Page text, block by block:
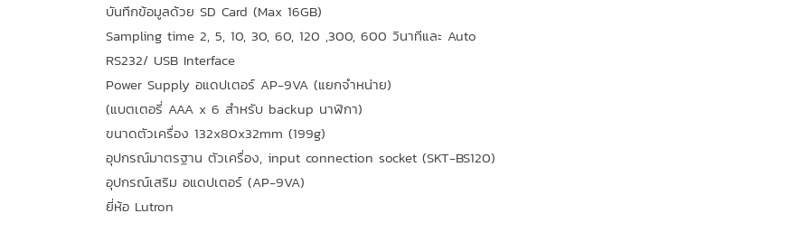
บันทึกข้อมูลด้วย SD Card (Max 16GB)
Sampling time 2, 5, 10, 30, 60, 120 ,300, 600 วินาทีและ Auto
RS232/ USB Interface
Power Supply อแดปเตอร์ AP-9VA (แยกจำหน่าย)
(แบตเตอรี่ AAA x 6 สำหรับ backup นาฬิกา)
ขนาดตัวเครื่อง 132x80x32mm (199g)
อุปกรณ์มาตรฐาน ตัวเครื่อง, input connection socket (SKT-BS120)
อุปกรณ์เสริม อแดปเตอร์ (AP-9VA)
ยี่ห้อ Lutron